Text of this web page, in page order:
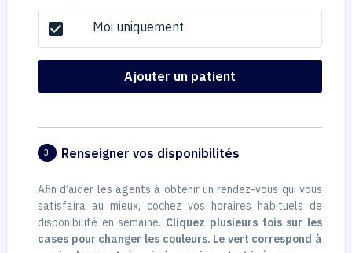
check_box Moi uniquement
Ajouter un patient
3 Renseigner vos disponibilités
Afin d’aider les agents à obtenir un rendez-vous qui vous
satisfaira au mieux, cochez vos horaires habituels de
disponibilité en semaine. Cliquez plusieurs fois sur les
cases pour changer les couleurs. Le vert correspond à